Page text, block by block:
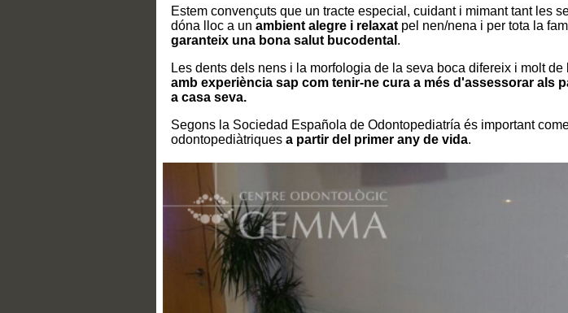
Estem convençuts que un tracte especial, cuidant i mimant tant les
dóna lloc a un ambient alegre i relaxatpel nen/nena i per tota la
garanteix una bona salut bucodental .
Les dents dels nens i la morfologia de la seva boca difereix i molt de
amb experiència sap com tenir-ne cura a més d'assessorar als
a casa seva.
Segons la Sociedad Española de Odontopediatría és important
odontopediàtriques a partir del primer any de vida.